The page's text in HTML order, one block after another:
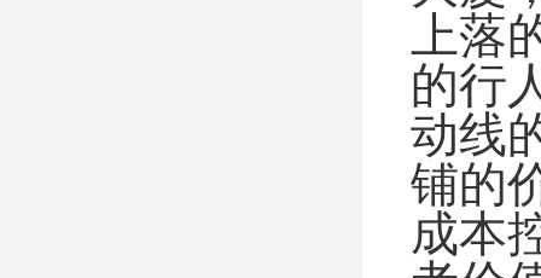
上落
的行
动线
铺的
成本